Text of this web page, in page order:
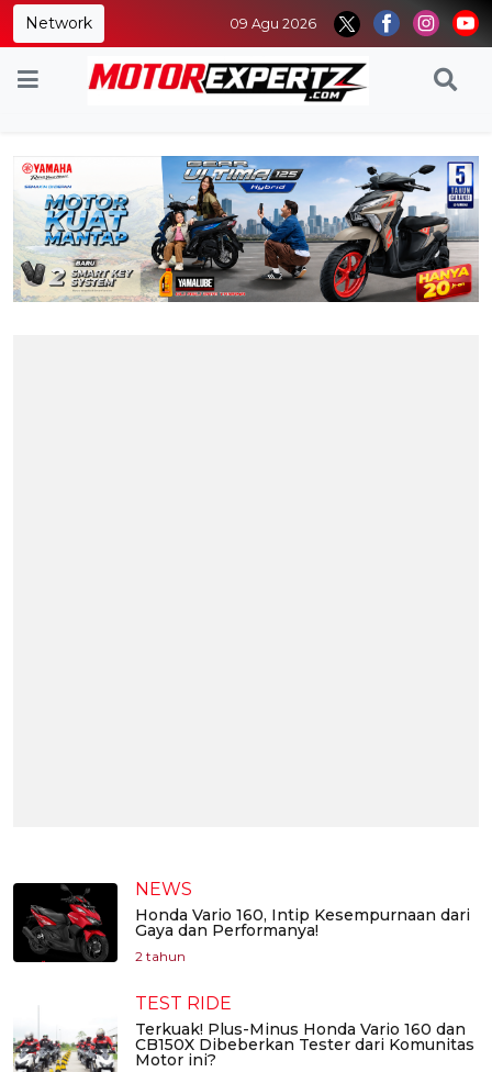
Network 09 Agu 2026
NEWS
Honda Vario 160, Intip Kesempurnaan dari
Gaya dan Performanya!
2 tahun
TEST RIDE
Terkuak! Plus-Minus Honda Vario 160 dan
CB150X Dibeberkan Tester dari Komunitas
Motor ini?